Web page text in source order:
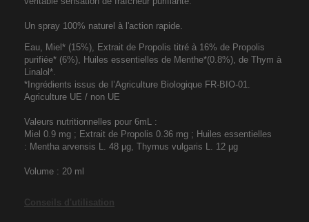
Un spray 100% naturel à l'action rapide.
Eau, Miel* (15%), Extrait de Propolis titré à 16% de Propolis
purifiée* (6%), Huiles essentielles de Menthe*(0.8%), de Thym à
Linalol*.
*Ingrédients issus de l’Agriculture Biologique FR-BIO-01.
Agriculture UE / non UE
Valeurs nutritionnelles pour 6mL :
Miel 0.9 mg ; Extrait de Propolis 0.36 mg ; Huiles essentielles
: Mentha arvensis L. 48 µg, Thymus vulgaris L. 12 µg
Volume : 20 ml
Conseils d'utilisation